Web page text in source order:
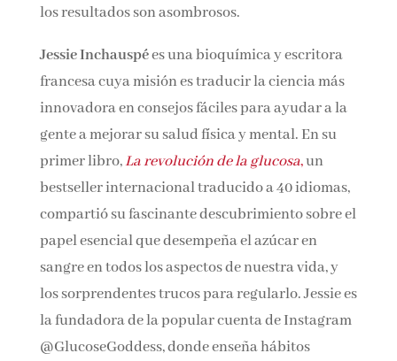
glucosa, y los resultados son asombrosos.
Jessie Inchauspées una bioquímica y escritora
francesa cuya misión es traducir la ciencia más
innovadora en consejos fáciles para ayudar a
la gente a mejorar su salud física y mental. En
su primer libro, La revolución de la glucosa,un
bestseller internacional traducido a 40
idiomas, compartió su fascinante
descubrimiento sobre el papel esencial que
desempeña el azúcar en sangre en todos los
aspectos de nuestra vida, y los sorprendentes
trucos para regularlo. Jessie es la fundadora de
la popular cuenta de Instagram